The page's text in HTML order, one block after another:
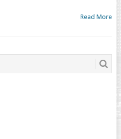
Read More